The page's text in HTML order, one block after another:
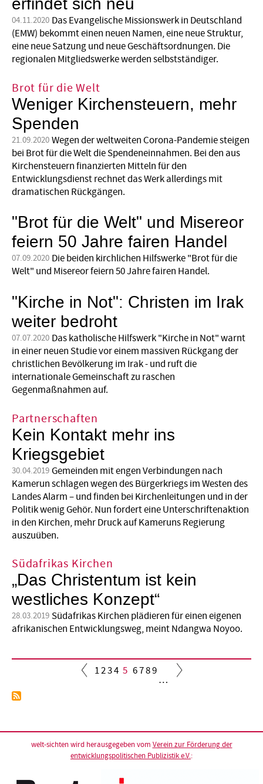
erfindet sich neu
04.11.2020 Das Evangelische Missionswerk in Deutschland
(EMW) bekommt einen neuen Namen, eine neue Struktur,
eine neue Satzung und neue Geschäftsordnungen. Die
regionalen Mitgliedswerke werden selbstständiger.
Brot für die Welt
Weniger Kirchensteuern, mehr
Spenden
21.09.2020 Wegen der weltweiten Corona-Pandemie steigen
bei Brot für die Welt die Spendeneinnahmen. Bei den aus
Kirchensteuern finanzierten Mitteln für den
Entwicklungsdienst rechnet das Werk allerdings mit
dramatischen Rückgängen.
"Brot für die Welt" und Misereor
feiern 50 Jahre fairen Handel
07.09.2020 Die beiden kirchlichen Hilfswerke "Brot für die
Welt" und Misereor feiern 50 Jahre fairen Handel.
"Kirche in Not": Christen im Irak
weiter bedroht
07.07.2020 Das katholische Hilfswerk "Kirche in Not" warnt
in einer neuen Studie vor einem massiven Rückgang der
christlichen Bevölkerung im Irak - und ruft die
internationale Gemeinschaft zu raschen
Gegenmaßnahmen auf.
Partnerschaften
Kein Kontakt mehr ins
Kriegsgebiet
30.04.2019 Gemeinden mit engen Verbindungen nach
Kamerun schlagen wegen des Bürgerkriegs im Westen des
Landes Alarm – und finden bei Kirchenleitungen und in der
Politik wenig Gehör. Nun fordert eine Unterschriftenaktion
in den Kirchen, mehr Druck auf Kameruns Regierung
auszuüben.
Südafrikas Kirchen
„Das Christentum ist kein
westliches Konzept“
28.03.2019 Südafrikas Kirchen plädieren für einen eigenen
afrikanischen Entwicklungsweg, meint Ndangwa Noyoo.
Seitennummerierung
Seite
1Seite
2Seite
3Seite
4 Aktuelle
5 Seite
6Seite
7Seite
8Seite
9
…
welt-sichten wird herausgegeben vom Verein zur Förderung der
entwicklungspolitischen Publizistik e.V.: